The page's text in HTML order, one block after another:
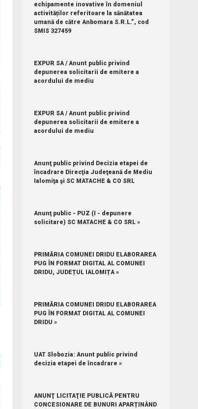
echipamente inovative în domeniul
activităților referitoare la sănătatea
umană de către Anbomara S.R.L.”, cod
SMIS 327459
EXPUR SA / Anunt public privind
depunerea solicitarii de emitere a
acordului de mediu
EXPUR SA / Anunt public privind
depunerea solicitarii de emitere a
acordului de mediu
Anunţ public privind Decizia etapei de
încadrare Direcţia Judeţeană de Mediu
Ialomiţa şi SC MATACHE & CO SRL
Anunţ public - PUZ (I - depunere
solicitare) SC MATACHE & CO SRL »
PRIMĂRIA COMUNEI DRIDU ELABORAREA
PUG ÎN FORMAT DIGITAL AL COMUNEI
DRIDU, JUDEȚUL IALOMIȚA »
PRIMĂRIA COMUNEI DRIDU ELABORAREA
PUG ÎN FORMAT DIGITAL AL COMUNEI
DRIDU »
UAT Slobozia: Anunt public privind
decizia etapei de încadrare »
ANUNŢ LICITAŢIE PUBLICĂ PENTRU
CONCESIONARE DE BUNURI APARȚINÂND